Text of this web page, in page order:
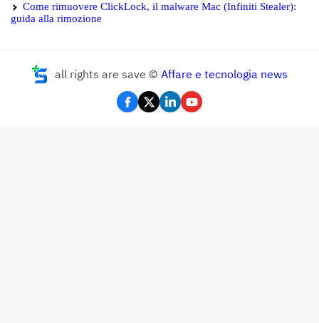
Come rimuovere ClickLock, il malware Mac (Infiniti Stealer):
guida alla rimozione
all rights are save © Affare e tecnologia news